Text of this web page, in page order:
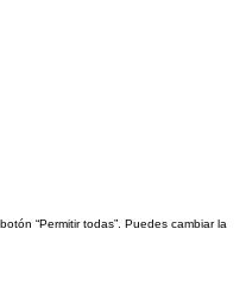
“Permitir todas”. Puedes cambiar la